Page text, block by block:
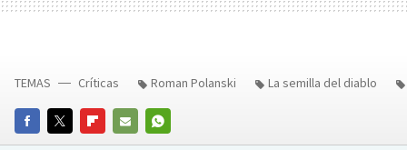
FACEBOOKTWITTERFLIPBOARD
E-
WHATSAPP
TEMAS Críticas Roman Polanski La semilla del diablo